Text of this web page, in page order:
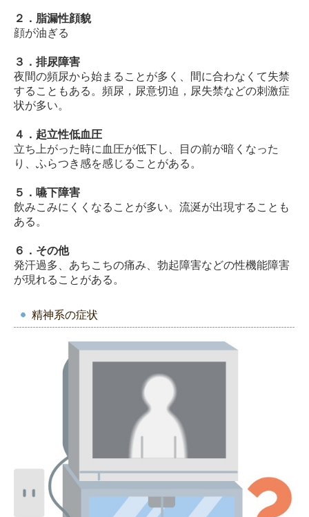
２．脂漏性顔貌
顔が油ぎる
３．排尿障害
夜間の頻尿から始まることが多く、間に合わなくて失禁
することもある。頻尿，尿意切迫，尿失禁などの刺激症
状が多い。
４．起立性低血圧
立ち上がった時に血圧が低下し、目の前が暗くなった
り、ふらつき感を感じることがある。
５．嚥下障害
飲みこみにくくなることが多い。流涎が出現することも
ある。
６．その他
発汗過多、あちこちの痛み、勃起障害などの性機能障害
が現れることがある。
精神系の症状